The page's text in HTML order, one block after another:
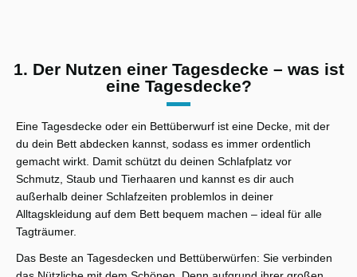
1. Der Nutzen einer Tagesdecke – was ist
eine Tagesdecke?
Eine Tagesdecke oder ein Bettüberwurf ist eine Decke, mit der
du dein Bett abdecken kannst, sodass es immer ordentlich
gemacht wirkt. Damit schützt du deinen Schlafplatz vor
Schmutz, Staub und Tierhaaren und kannst es dir auch
außerhalb deiner Schlafzeiten problemlos in deiner
Alltagskleidung auf dem Bett bequem machen – ideal für alle
Tagträumer.
Das Beste an Tagesdecken und Bettüberwürfen: Sie verbinden